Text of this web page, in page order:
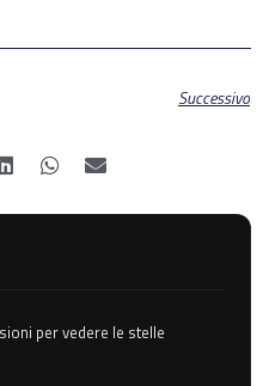
Successivo
per vedere le stelle